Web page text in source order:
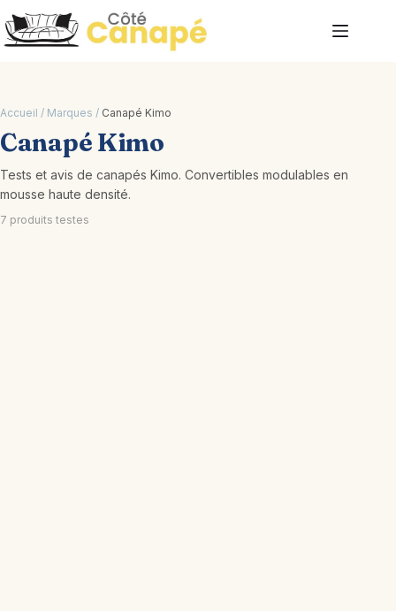
au
contenu
Accueil / Marques / Canapé Kimo
Canapé Kimo
Tests et avis de canapés Kimo. Convertibles modulables en
mousse haute densité.
7 produits testes